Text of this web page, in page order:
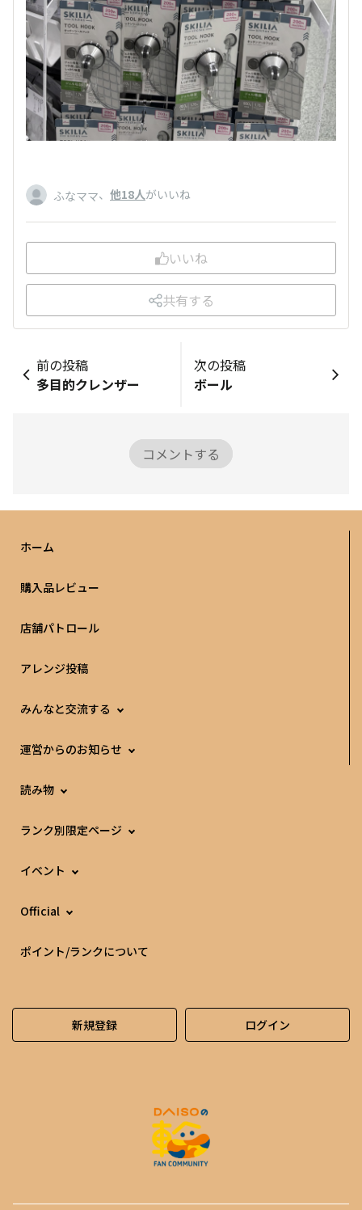
ふなママ、 他18人がいいね
いいね
共有する
前の投稿
多目的クレンザー
次の投稿
ボール
コメントする
ホーム
購入品レビュー
店舗パトロール
アレンジ投稿
みんなと交流する
運営からのお知らせ
読み物
ランク別限定ページ
イベント
Official
ポイント/ランクについて
新規登録 ログイン